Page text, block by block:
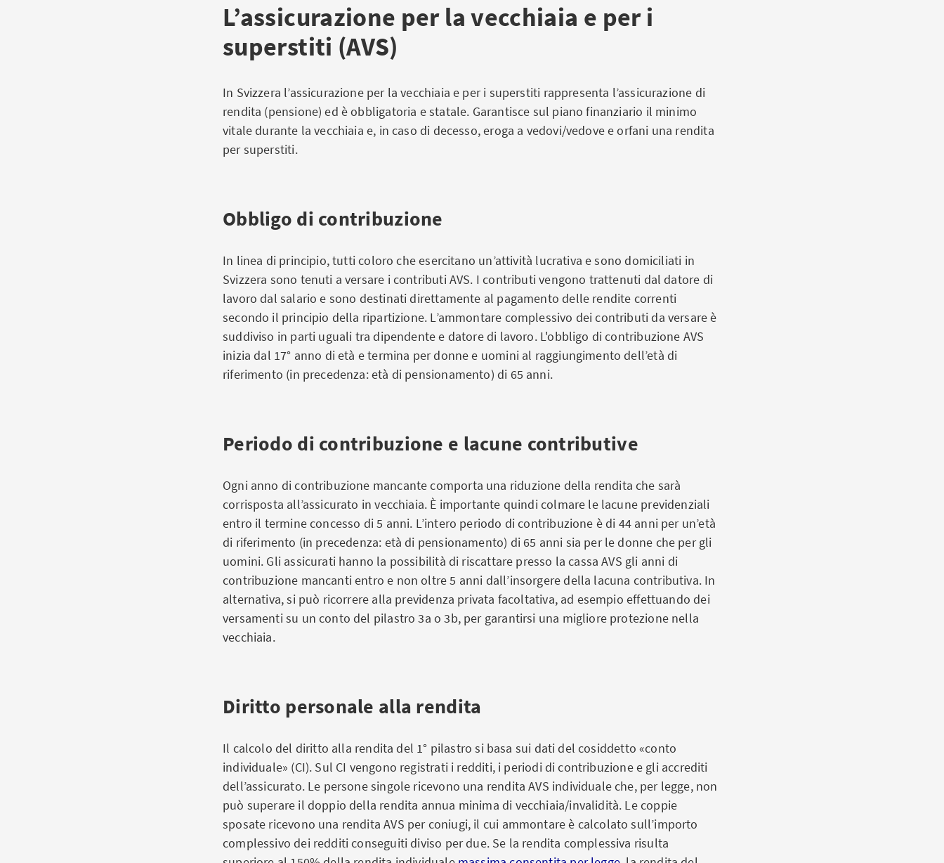
L’assicurazione per la vecchiaia e per i
superstiti (AVS)
In Svizzera l’assicurazione per la vecchiaia e per i superstiti rappresenta l’assicurazione di
rendita (pensione) ed è obbligatoria e statale. Garantisce sul piano finanziario il minimo
vitale durante la vecchiaia e, in caso di decesso, eroga a vedovi/vedove e orfani una rendita
per superstiti.
Obbligo di contribuzione
In linea di principio, tutti coloro che esercitano un’attività lucrativa e sono domiciliati in
Svizzera sono tenuti a versare i contributi AVS. I contributi vengono trattenuti dal datore di
lavoro dal salario e sono destinati direttamente al pagamento delle rendite correnti
secondo il principio della ripartizione. L’ammontare complessivo dei contributi da versare è
suddiviso in parti uguali tra dipendente e datore di lavoro. L'obbligo di contribuzione AVS
inizia dal 17° anno di età e termina per donne e uomini al raggiungimento dell’età di
riferimento (in precedenza: età di pensionamento) di 65 anni.
Periodo di contribuzione e lacune contributive
Ogni anno di contribuzione mancante comporta una riduzione della rendita che sarà
corrisposta all’assicurato in vecchiaia. È importante quindi colmare le lacune previdenziali
entro il termine concesso di 5 anni. L’intero periodo di contribuzione è di 44 anni per un’età
di riferimento (in precedenza: età di pensionamento) di 65 anni sia per le donne che per gli
uomini. Gli assicurati hanno la possibilità di riscattare presso la cassa AVS gli anni di
contribuzione mancanti entro e non oltre 5 anni dall’insorgere della lacuna contributiva. In
alternativa, si può ricorrere alla previdenza privata facoltativa, ad esempio effettuando dei
versamenti su un conto del pilastro 3a o 3b, per garantirsi una migliore protezione nella
vecchiaia.
Diritto personale alla rendita
Il calcolo del diritto alla rendita del 1° pilastro si basa sui dati del cosiddetto «conto
individuale» (CI). Sul CI vengono registrati i redditi, i periodi di contribuzione e gli accrediti
dell’assicurato. Le persone singole ricevono una rendita AVS individuale che, per legge, non
può superare il doppio della rendita annua minima di vecchiaia/invalidità. Le coppie
sposate ricevono una rendita AVS per coniugi, il cui ammontare è calcolato sull’importo
complessivo dei redditi conseguiti diviso per due. Se la rendita complessiva risulta